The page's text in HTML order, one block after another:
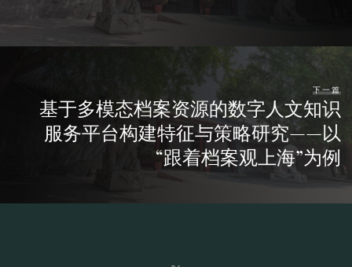
下一篇
基于多模态档案资源的数字人文知识
服务平台构建特征与策略研究——以
“跟着档案观上海”为例